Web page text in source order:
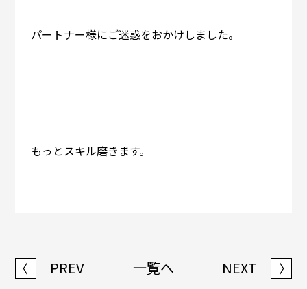
パートナー様にご迷惑をおかけしました。
もっとスキル磨きます。
〈 PREV 一覧へ NEXT 〉